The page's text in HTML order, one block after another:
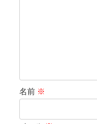
名前 ※